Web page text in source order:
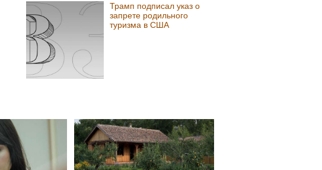
Трамп подписал указ о
запрете родильного
туризма в США